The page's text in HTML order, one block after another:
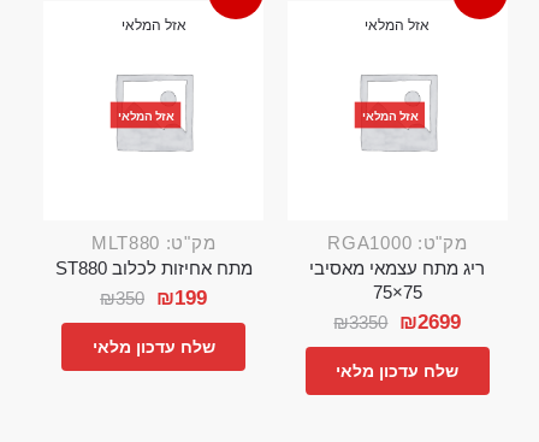
אזל המלאי
אזל המלאי
מק"ט: RGA1000
ריג מתח עצמאי מאסיבי
75×75
₪3350 ₪2699
שלח עדכון מלאי
אזל המלאי
אזל המלאי
מק"ט: MLT880
מתח אחיזות לכלוב ST880
₪350 ₪199
שלח עדכון מלאי